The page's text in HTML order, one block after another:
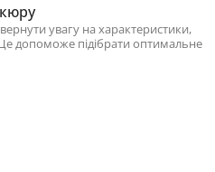
увагу на характеристики,
Це допоможе підібрати оптимальне